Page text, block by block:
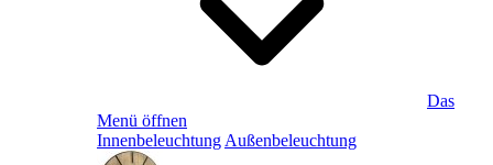
Das
Menü öffnen
Innenbeleuchtung Außenbeleuchtung